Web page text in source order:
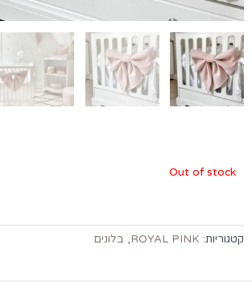
Out of stock
קטגוריות: ROYAL PINK
, בלונים